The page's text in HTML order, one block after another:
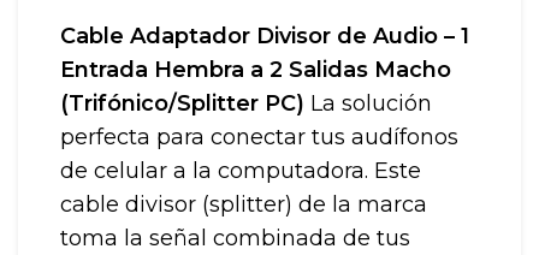
Cable Adaptador Divisor de Audio – 1
Entrada Hembra a 2 Salidas Macho
(Trifónico/Splitter PC) La solución
perfecta para conectar tus audífonos
de celular a la computadora. Este
cable divisor (splitter) de la marca
toma la señal combinada de tus